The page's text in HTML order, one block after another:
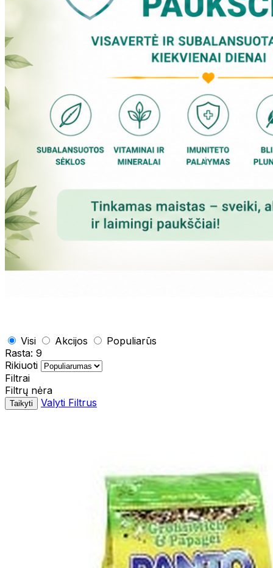
Visi Akcijos
Populiarūs
Rasta: 9
Rikiuoti
Filtrai
Filtrų nėra
Taikyti Valyti Filtrus